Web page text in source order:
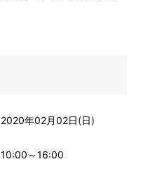
2020年02月02日(日)
10:00～16:00